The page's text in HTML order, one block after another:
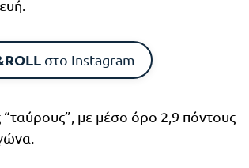
στο Instagram
με μέσο όρο 2,9 πόντους